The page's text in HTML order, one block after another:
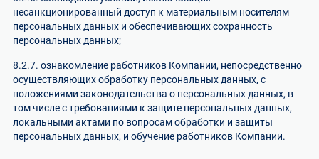
несанкционированный доступ к материальным носителям
персональных данных и обеспечивающих сохранность
персональных данных;
8.2.7. ознакомление работников Компании, непосредственно
осуществляющих обработку персональных данных, с
положениями законодательства о персональных данных, в
том числе с требованиями к защите персональных данных,
локальными актами по вопросам обработки и защиты
персональных данных, и обучение работников Компании.